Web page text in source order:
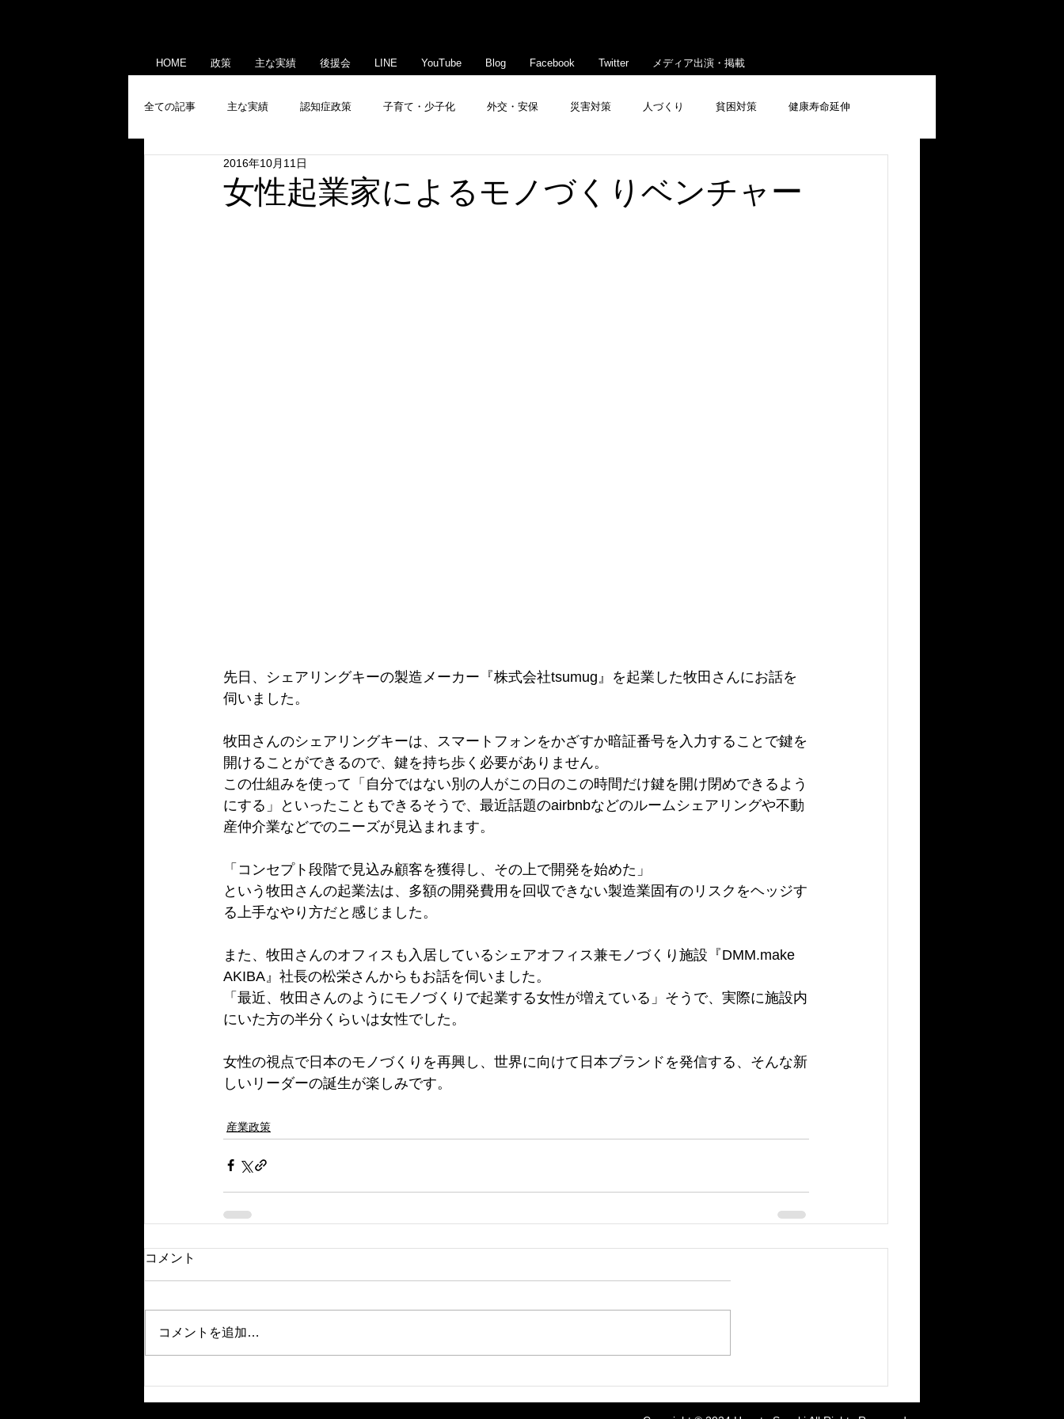
HOME 政策 主な実績 後援会 LINE YouTube Blog Facebook Twitter メディア出演・掲載
全ての記事 主な実績 認知症政策 子育て・少子化 外交・安保 災害対策 人づくり 貧困対策 健康寿命延伸
メディア出演・掲載
女性起業家によるモノづくりベンチャー
2016年10月11日
先日、シェアリングキーの製造メーカー『株式会社tsumug』を起業した牧田さんにお話を
伺いました。
牧田さんのシェアリングキーは、スマートフォンをかざすか暗証番号を入力することで鍵を
開けることができるので、鍵を持ち歩く必要がありません。
この仕組みを使って「自分ではない別の人がこの日のこの時間だけ鍵を開け閉めできるよう
にする」といったこともできるそうで、最近話題のairbnbなどのルームシェアリングや不動
産仲介業などでのニーズが見込まれます。
「コンセプト段階で見込み顧客を獲得し、その上で開発を始めた」
という牧田さんの起業法は、多額の開発費用を回収できない製造業固有のリスクをヘッジす
る上手なやり方だと感じました。
また、牧田さんのオフィスも入居しているシェアオフィス兼モノづくり施設『DMM.make
AKIBA』社長の松栄さんからもお話を伺いました。
「最近、牧田さんのようにモノづくりで起業する女性が増えている」そうで、実際に施設内
にいた方の半分くらいは女性でした。
女性の視点で日本のモノづくりを再興し、世界に向けて日本ブランドを発信する、そんな新
しいリーダーの誕生が楽しみです。
産業政策
コメント
コメントを追加…